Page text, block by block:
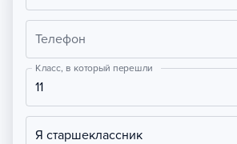
Телефон
Класс, в который перешли
11
Я старшеклассник